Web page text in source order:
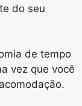
do seu
de tempo
vez que você